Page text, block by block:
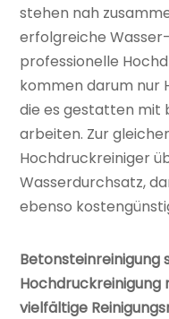
stehen nah
erfolgreiche
professionelle
kommen darum nur
die es gestatten mit
arbeiten. Zur
Hochdruckreiniger
Wasserdurchsatz,
ebenso
Betonsteinreinigung
Hochdruckreinigung
vielfältige